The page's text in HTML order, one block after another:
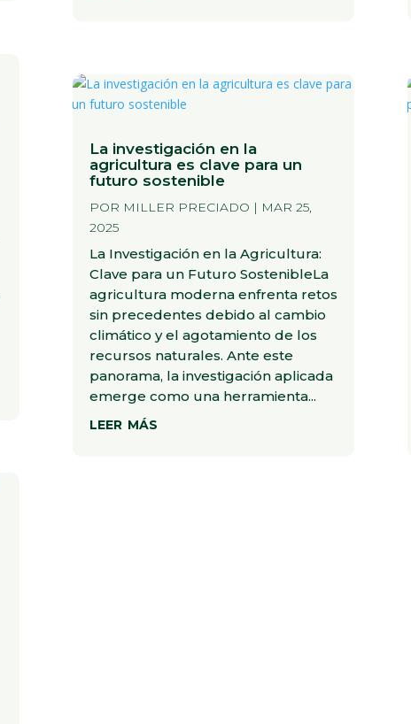
La investigación en la
agricultura es clave para un
futuro sostenible
POR MILLER PRECIADO | MAR 25,
2025
La Investigación en la Agricultura:
Clave para un Futuro SostenibleLa
agricultura moderna enfrenta retos
sin precedentes debido al cambio
climático y el agotamiento de los
recursos naturales. Ante este
panorama, la investigación aplicada
emerge como una herramienta...
leer más